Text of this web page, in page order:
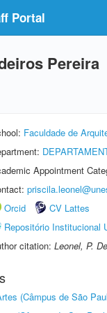
Portal
Pereira
Faculdade de
Appointment
Orcid
CV Lattes
Repositório Institucional
citation: Leonel, P.
(Câmpus de São